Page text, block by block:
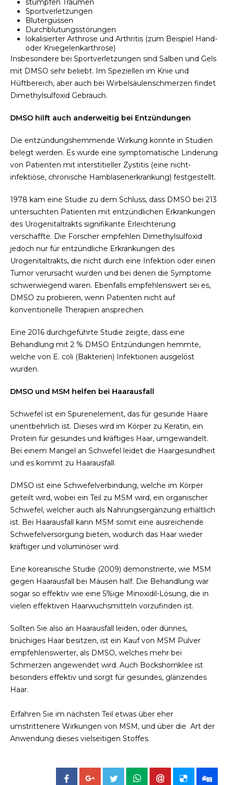
stumpfen Traumen
Sportverletzungen
Blutergüssen
Durchblutungsstörungen
lokalisierter Arthrose und Arthritis (zum Beispiel Hand-
oder Kniegelenkarthrose)
Insbesondere bei Sportverletzungen sind Salben und Gels
mit DMSO sehr beliebt. Im Speziellen im Knie und
Hüftbereich, aber auch bei Wirbelsäulenschmerzen findet
Dimethylsulfoxid Gebrauch.
DMSO hilft auch anderweitig bei Entzündungen
Die entzündungshemmende Wirkung konnte in Studien
belegt werden. Es wurde eine symptomatische Linderung
von Patienten mit interstitieller Zystitis (eine nicht-
infektiöse, chronische Harnblasenerkrankung) festgestellt.
1978 kam eine Studie zu dem Schluss, dass DMSO bei 213
untersuchten Patienten mit entzündlichen Erkrankungen
des Urogenitaltrakts signifikante Erleichterung
verschaffte. Die Forscher empfehlen Dimethylsulfoxid
jedoch nur für entzündliche Erkrankungen des
Urogenitaltrakts, die nicht durch eine Infektion oder einen
Tumor verursacht wurden und bei denen die Symptome
schwerwiegend waren. Ebenfalls empfehlenswert sei es,
DMSO zu probieren, wenn Patienten nicht auf
konventionelle Therapien ansprechen.
Eine 2016 durchgeführte Studie zeigte, dass eine
Behandlung mit 2 % DMSO Entzündungen hemmte,
welche von E. coli (Bakterien) Infektionen ausgelöst
wurden.
DMSO und MSM helfen bei Haarausfall
Schwefel ist ein Spurenelement, das für gesunde Haare
unentbehrlich ist. Dieses wird im Körper zu Keratin, ein
Protein für gesundes und kräftiges Haar, umgewandelt.
Bei einem Mangel an Schwefel leidet die Haargesundheit
und es kommt zu Haarausfall.
DMSO ist eine Schwefelverbindung, welche im Körper
geteilt wird, wobei ein Teil zu MSM wird, ein organischer
Schwefel, welcher auch als Nahrungsergänzung erhältlich
ist. Bei Haarausfall kann MSM somit eine ausreichende
Schwefelversorgung bieten, wodurch das Haar wieder
kräftiger und voluminöser wird.
Eine koreanische Studie (2009) demonstrierte, wie MSM
gegen Haarausfall bei Mäusen half. Die Behandlung war
sogar so effektiv wie eine 5%ige Minoxidil-Lösung, die in
vielen effektiven Haarwuchsmitteln vorzufinden ist.
Sollten Sie also an Haarausfall leiden, oder dünnes,
brüchiges Haar besitzen, ist ein Kauf von MSM Pulver
empfehlenswerter, als DMSO, welches mehr bei
Schmerzen angewendet wird. Auch Bockshornklee ist
besonders effektiv und sorgt für gesundes, glänzendes
Haar.
Erfahren Sie im nächsten Teil etwas über eher
umstrittenere Wirkungen von MSM, und über die Art der
Anwendung dieses vielseitigen Stoffes.